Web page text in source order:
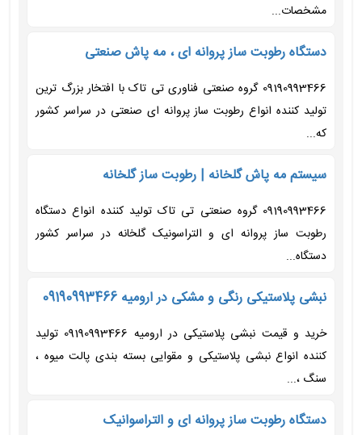
مشخصات...
دستگاه رطوبت ساز پروانه ای ، مه پاش صنعتی
09190993466 گروه صنعتی فناوری تی تاک با افتخار بزرگ ترین
تولید کننده انواع رطوبت ساز پروانه ای صنعتی در سراسر کشور
که...
سیستم مه پاش گلخانه | رطوبت ساز گلخانه
09190993466 گروه صنعتی تی تاک تولید کننده انواع دستگاه
رطوبت ساز پروانه ای و التراسونیک گلخانه در سراسر کشور
دستگاه...
نبشی پلاستیکی رنگی و مشکی در ارومیه 09190993466
خرید و قیمت نبشی پلاستیکی در ارومیه 09190993466 تولید
کننده انواع نبشی پلاستیکی و مقوایی بسته بندی پالت میوه ،
سنگ ،...
دستگاه رطوبت ساز پروانه ای و التراسوانیک